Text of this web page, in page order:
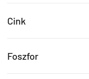
Cink
Foszfor